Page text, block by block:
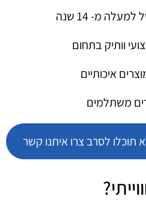
מ- 14 שנה
וותיק בתחום
איכותיים
משתלמים
לסרב צרו איתנו קשר